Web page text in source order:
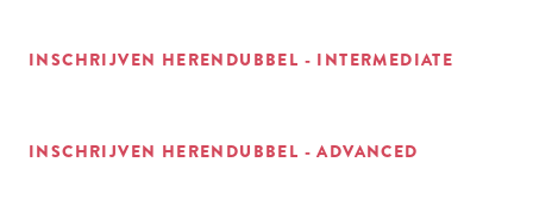
INSCHRIJVEN HERENDUBBEL - INTERMEDIATE
INSCHRIJVEN HERENDUBBEL - ADVANCED